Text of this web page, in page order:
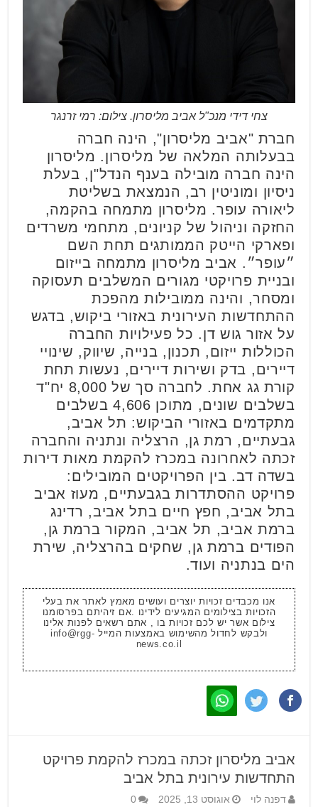
צחי דידי מנכ"ל אביב מליסרון. צילום: רמי זרנגר
חברת "אביב מליסרון", הינה חברה
בבעלותה המלאה של מליסרון. מליסרון
הינה חברה מובילה בענף הנדל"ן, בעלת
ניסיון ומוניטין רב, הנמצאת בשליטת
ליאורה עופר. מליסרון מתמחה בהקמה,
החזקה וניהול של קניונים, מתחמי משרדים
ופארקי הייטק הממותגים תחת השם
״עופר״. אביב מליסרון מתמחה בייזום
ובניית פרויקטי מגורים המשלבים תעסוקה
ומסחר, והינה ממובילות מהפכת
ההתחדשות העירונית באזורי ביקוש, בדגש
על אזור גוש דן. כל פעילויות החברה
הכוללות ייזום, תכנון, בנייה, שיווק, שינויי
דיירים, בדק ושירות דיירים, נעשות תחת
קורת גג אחת. לחברה סך של 8,000 יח"ד
בשלבים שונים, מתוכן 4,606 בשלבים
מתקדמים באזורי הביקוש: תל אביב,
גבעתיים, רמת גן, הרצליה ונתניה והחברה
זכתה לאחרונה במכרז להקמת מאות דירות
בשדה דב. בין הפרויקטים המובילים:
פרויקט ההסתדרות בגבעתיים, מעוז אביב
בתל אביב, חפץ חיים בתל אביב, רדינג
ברמת אביב, תל אביב, המקור ברמת גן,
הפודים ברמת גן, שחקים בהרצליה, שירת
הים בנתניה ועוד.
אנו מכבדים זכויות יוצרים ועושים מאמץ לאתר את בעלי
הזכויות בצילומים המגיעים לידינו .אם זיהיתם בפרסומנו
צילום אשר יש לכם זכויות בו , אתם רשאים לפנות אלינו
ולבקש לחדול מהשימוש באמצעות המייל info@rgg-
news.co.il
אביב מליסרון זכתה במכרז להקמת פרויקט
התחדשות עירונית בתל אביב
דפנה לוי אוגוסט 13, 2025 0